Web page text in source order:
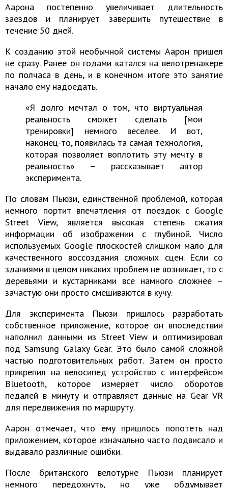
Аарона постепенно увеличивает длительность
заездов и планирует завершить путешествие в
течение 50 дней.
К созданию этой необычной системы Аарон пришел
не сразу. Ранее он годами катался на велотренажере
по полчаса в день, и в конечном итоге это занятие
начало ему надоедать.
«Я долго мечтал о том, что виртуальная
реальность сможет сделать [мои
тренировки] немного веселее. И вот,
наконец-то, появилась та самая технология,
которая позволяет воплотить эту мечту в
реальность» – рассказывает автор
эксперимента.
По словам Пьюзи, единственной проблемой, которая
немного портит впечатления от поездок с Google
Street View, является высокая степень сжатия
информации об изображении с глубиной. Число
используемых Google плоскостей слишком мало для
качественного воссоздания сложных сцен. Если со
зданиями в целом никаких проблем не возникает, то с
деревьями и кустарниками все намного сложнее –
зачастую они просто смешиваются в кучу.
Для эксперимента Пьюзи пришлось разработать
собственное приложение, которое он впоследствии
наполнил данными из Street View и оптимизировал
под Samsung Galaxy Gear. Это было самой сложной
частью подготовительных работ. Затем он просто
прикрепил на велосипед устройство с интерфейсом
Bluetooth, которое измеряет число оборотов
педалей в минуту и отправляет данные на Gear VR
для передвижения по маршруту.
Аарон отмечает, что ему пришлось попотеть над
приложением, которое изначально часто подвисало и
выдавало различные ошибки.
После британского велотурне Пьюзи планирует
немного передохнуть, но уже обдумывает